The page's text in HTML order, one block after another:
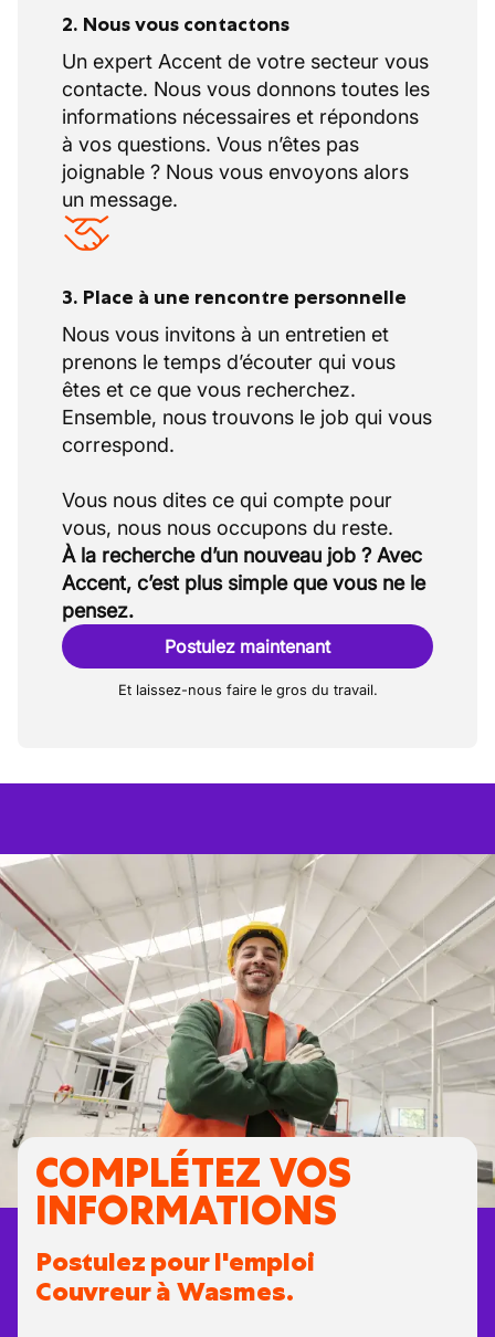
2. Nous vous contactons
Un expert Accent de votre secteur vous
contacte. Nous vous donnons toutes les
informations nécessaires et répondons
à vos questions. Vous n’êtes pas
joignable ? Nous vous envoyons alors
un message.
3. Place à une rencontre personnelle
Nous vous invitons à un entretien et
prenons le temps d’écouter qui vous
êtes et ce que vous recherchez.
Ensemble, nous trouvons le job qui vous
correspond.
Vous nous dites ce qui compte pour
À la recherche d’un nouveau job ? Avec
Accent, c’est plus simple que vous ne le
pensez.
Postulez maintenant
Et laissez-nous faire le gros du travail.
COMPLÉTEZ VOS
INFORMATIONS
Postulez pour l'emploi
Couvreur à Wasmes.